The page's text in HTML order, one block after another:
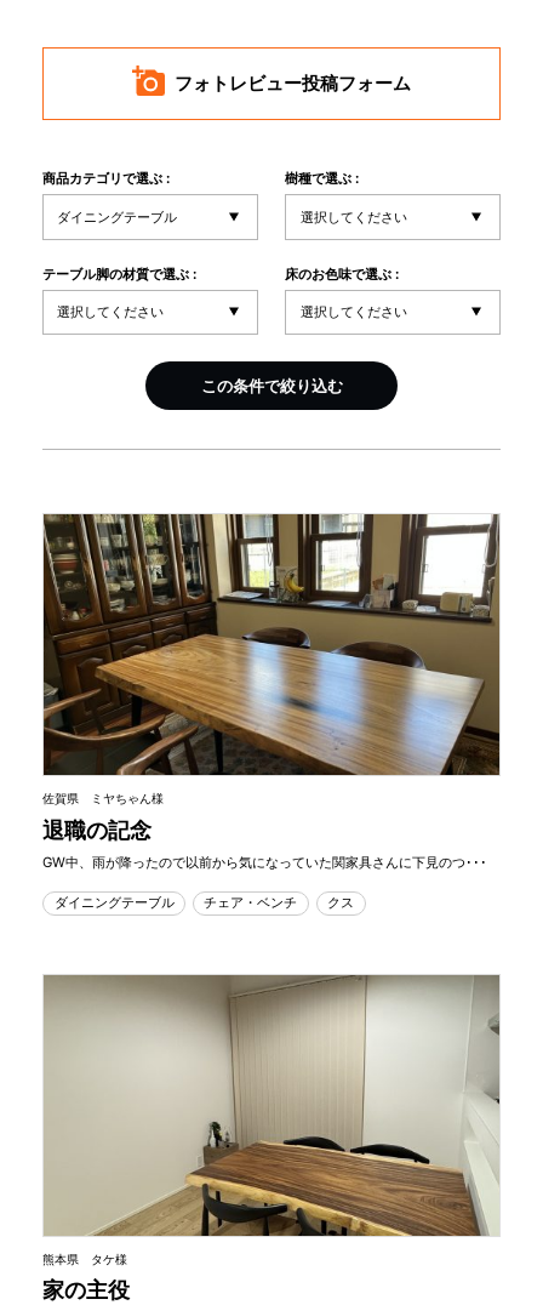
新入荷情報
INFORMATION
MOKUBA CHANNEL
よくあるご質問
フォトレビュー投稿フォーム
商品カテゴリで選ぶ : 樹種で選ぶ :
テーブル脚の材質で選ぶ : 床のお色味で選ぶ :
この条件で絞り込む
佐賀県 ミヤちゃん様
退職の記念
GW中、雨が降ったので以前から気になっていた関家具さんに下見のつ･･･
ダイニングテーブル チェア・ベンチ クス
熊本県 タケ様
家の主役